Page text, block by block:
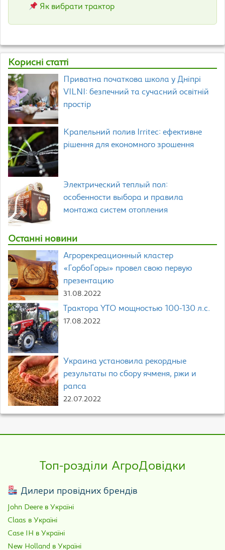
Як вибрати трактор
Корисні статті
Приватна початкова школа у Дніпрі
VILNI: безпечний та сучасний освітній
простір
Крапельний полив Irritec: ефективне
рішення для економного зрошення
Электрический теплый пол:
особенности выбора и правила
монтажа систем отопления
Останні новини
Агрорекреационный кластер
«ГорбоГоры» провел свою первую
презентацию
31.08.2022
Трактора YTO мощностью 100-130 л.с.
17.08.2022
Украина установила рекордные
результаты по сбору ячменя, ржи и
рапса
22.07.2022
Топ-розділи АгроДовідки
Дилери провідних брендів
John Deere в Україні
Claas в Україні
Case IH в Україні
New Holland в Україні